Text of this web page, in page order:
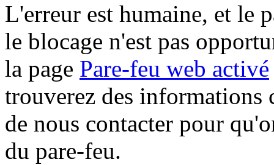
L'erreur est humaine, et le
le blocage n'est pas
la page Pare-feu web activé
trouverez des informations
de nous contacter pour
du pare-feu.